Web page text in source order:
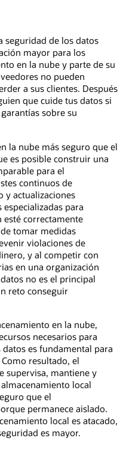
seguridad de los datos
mayor para los
en la nube y parte de su
no pueden
a sus clientes. Después
que cuide tus datos si
sobre su
la nube más seguro que el
es posible construir una
para el
continuos de
y actualizaciones
para
correctamente
tomar medidas
violaciones de
y al competir con
en una organización
no es el principal
reto conseguir
en la nube,
necesarios para
es fundamental para
resultado, el
supervisa, mantiene y
local
que el
permanece aislado.
local es atacado,
es mayor.